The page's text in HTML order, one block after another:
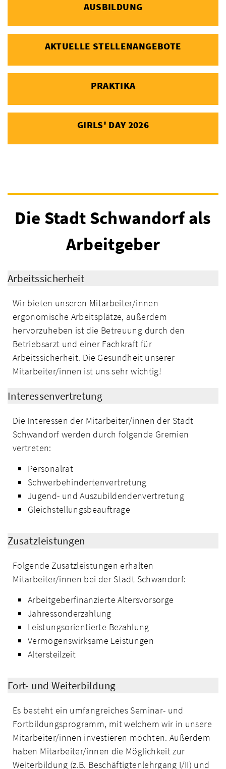
AUSBILDUNG
AKTUELLE STELLENANGEBOTE
PRAKTIKA
GIRLS' DAY 2026
Die Stadt Schwandorf als
Arbeitgeber
Arbeitssicherheit
Wir bieten unseren Mitarbeiter/innen
ergonomische Arbeitsplätze, außerdem
hervorzuheben ist die Betreuung durch den
Betriebsarzt und einer Fachkraft für
Arbeitssicherheit. Die Gesundheit unserer
Mitarbeiter/innen ist uns sehr wichtig!
Interessenvertretung
Die Interessen der Mitarbeiter/innen der Stadt
Schwandorf werden durch folgende Gremien
vertreten:
Personalrat
Schwerbehindertenvertretung
Jugend- und Auszubildendenvertretung
Gleichstellungsbeauftrage
Zusatzleistungen
Folgende Zusatzleistungen erhalten
Mitarbeiter/innen bei der Stadt Schwandorf:
Arbeitgeberfinanzierte Altersvorsorge
Jahressonderzahlung
Leistungsorientierte Bezahlung
Vermögenswirksame Leistungen
Altersteilzeit
Fort- und Weiterbildung
Es besteht ein umfangreiches Seminar- und
Fortbildungsprogramm, mit welchem wir in unsere
Mitarbeiter/innen investieren möchten. Außerdem
haben Mitarbeiter/innen die Möglichkeit zur
Weiterbildung (z.B. Beschäftigtenlehrgang I/II) und